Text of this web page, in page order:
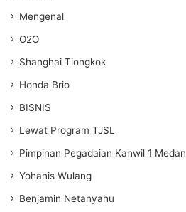
Mengenal
O2O
Shanghai Tiongkok
Honda Brio
BISNIS
Lewat Program TJSL
Pimpinan Pegadaian Kanwil 1 Medan
Yohanis Wulang
Benjamin Netanyahu